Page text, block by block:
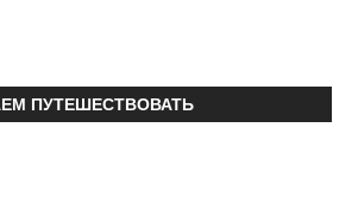
ПУТЕШЕСТВОВАТЬ